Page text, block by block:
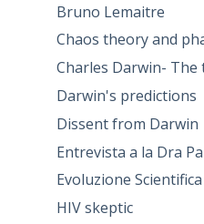
Bruno Lemaitre
Chaos theory and
Charles Darwin- The
Darwin's predictions
Dissent from Darwin
Entrevista a la Dra
Evoluzione Scientifica
HIV skeptic